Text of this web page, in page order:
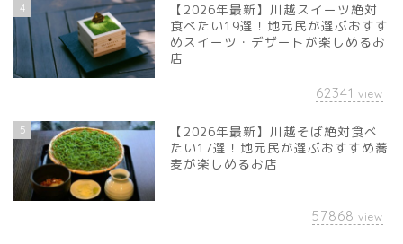
4
【2026年最新】川越スイーツ絶対
食べたい19選！地元民が選ぶおすす
めスイーツ・デザートが楽しめるお
店
62341 view
5
【2026年最新】川越そば絶対食べ
たい17選！地元民が選ぶおすすめ蕎
麦が楽しめるお店
57868 view